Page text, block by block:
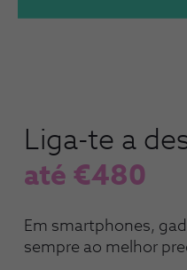
Liga-te a
até €480
Em smartphones,
sempre ao melhor